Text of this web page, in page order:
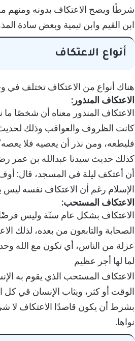
شرطًا ويصح الاعتكاف بدونه ومنهم
ابن القيم وابن تيمية وبعض سادة
أنواع الاعتكاف
هناك أنواع من الاعتكاف تختلف في
الاعتكاف المنذور:
الاعتكاف المنذور معناه أن شخصًا
كانت الظروف والعواقب وذلك
فليطعه، ومن نذر أن يعصيه فلا
كذلك حديث سيدنا عبدالله بن عمر
أن أعتكف ليلة في المسجد، قال: أوف
الإسلام رغم أن الاعتكاف نفسه
الاعتكاف المستحب:
الاعتكاف بشكل عام سنّة وليس
الصحابة والتابعون من بعده، لذلك
عزلة من الناس، أي تكون مع الله
لما لها أجر عظيم
الاعتكاف المستحب الذي يقوم به
الوقت أو كثر، ويثاب الإنسان قي كل
بشرط أن يكون قاصدًا الاعتكاف لا
نواها.